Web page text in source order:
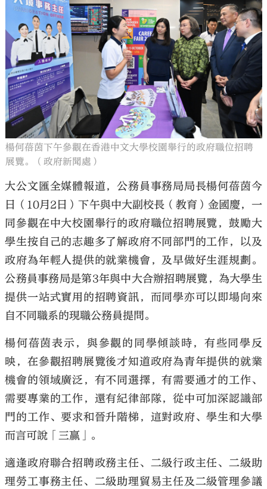
大公文匯
楊何蓓茵下午參觀在香港中文大學校園舉行的政府職位招聘
展覽。（政府新聞處）
大公文匯全媒體報道，公務員事務局局長楊何蓓茵今
日（10月2日）下午與中大副校長（教育）金國慶，一
同參觀在中大校園舉行的政府職位招聘展覽，鼓勵大
學生按自己的志趣多了解政府不同部門的工作，以及
政府為年輕人提供的就業機會，及早做好生涯規劃。
公務員事務局是第3年與中大合辦招聘展覽，為大學生
提供一站式實用的招聘資訊，而同學亦可以即場向來
自不同職系的現職公務員提問。
楊何蓓茵表示，與參觀的同學傾談時，有些同學反
映，在參觀招聘展覽後才知道政府為青年提供的就業
機會的領域廣泛，有不同選擇，有需要通才的工作、
需要專業的工作，還有紀律部隊，從中可加深認識部
門的工作、要求和晉升階梯，這對政府、學生和大學
而言可說「三贏」。
適逢政府聯合招聘政務主任、二級行政主任、二級助
理勞工事務主任、二級助理貿易主任及二級管理參議